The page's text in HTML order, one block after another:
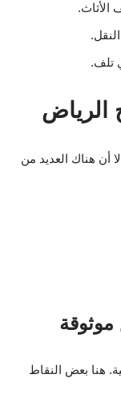
الأثاث.
تلف.
الرياض
أن هناك العديد من
هنا بعض النقاط